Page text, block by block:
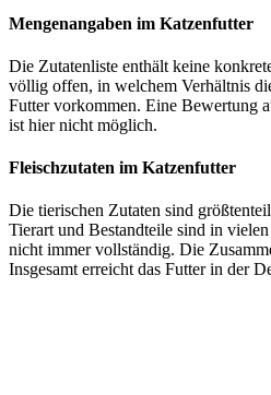
Mengenangaben im Katzenfutter
Die Zutatenliste enthält keine
völlig offen, in welchem Verhältnis
Futter vorkommen. Eine Bewertung
ist hier nicht möglich.
Fleischzutaten im Katzenfutter
Die tierischen Zutaten sind
Tierart und Bestandteile sind in
nicht immer vollständig. Die
Insgesamt erreicht das Futter in der